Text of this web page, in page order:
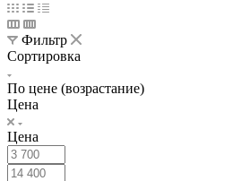
Фильтр
Сортировка
По цене (возрастание)
Цена
Цена